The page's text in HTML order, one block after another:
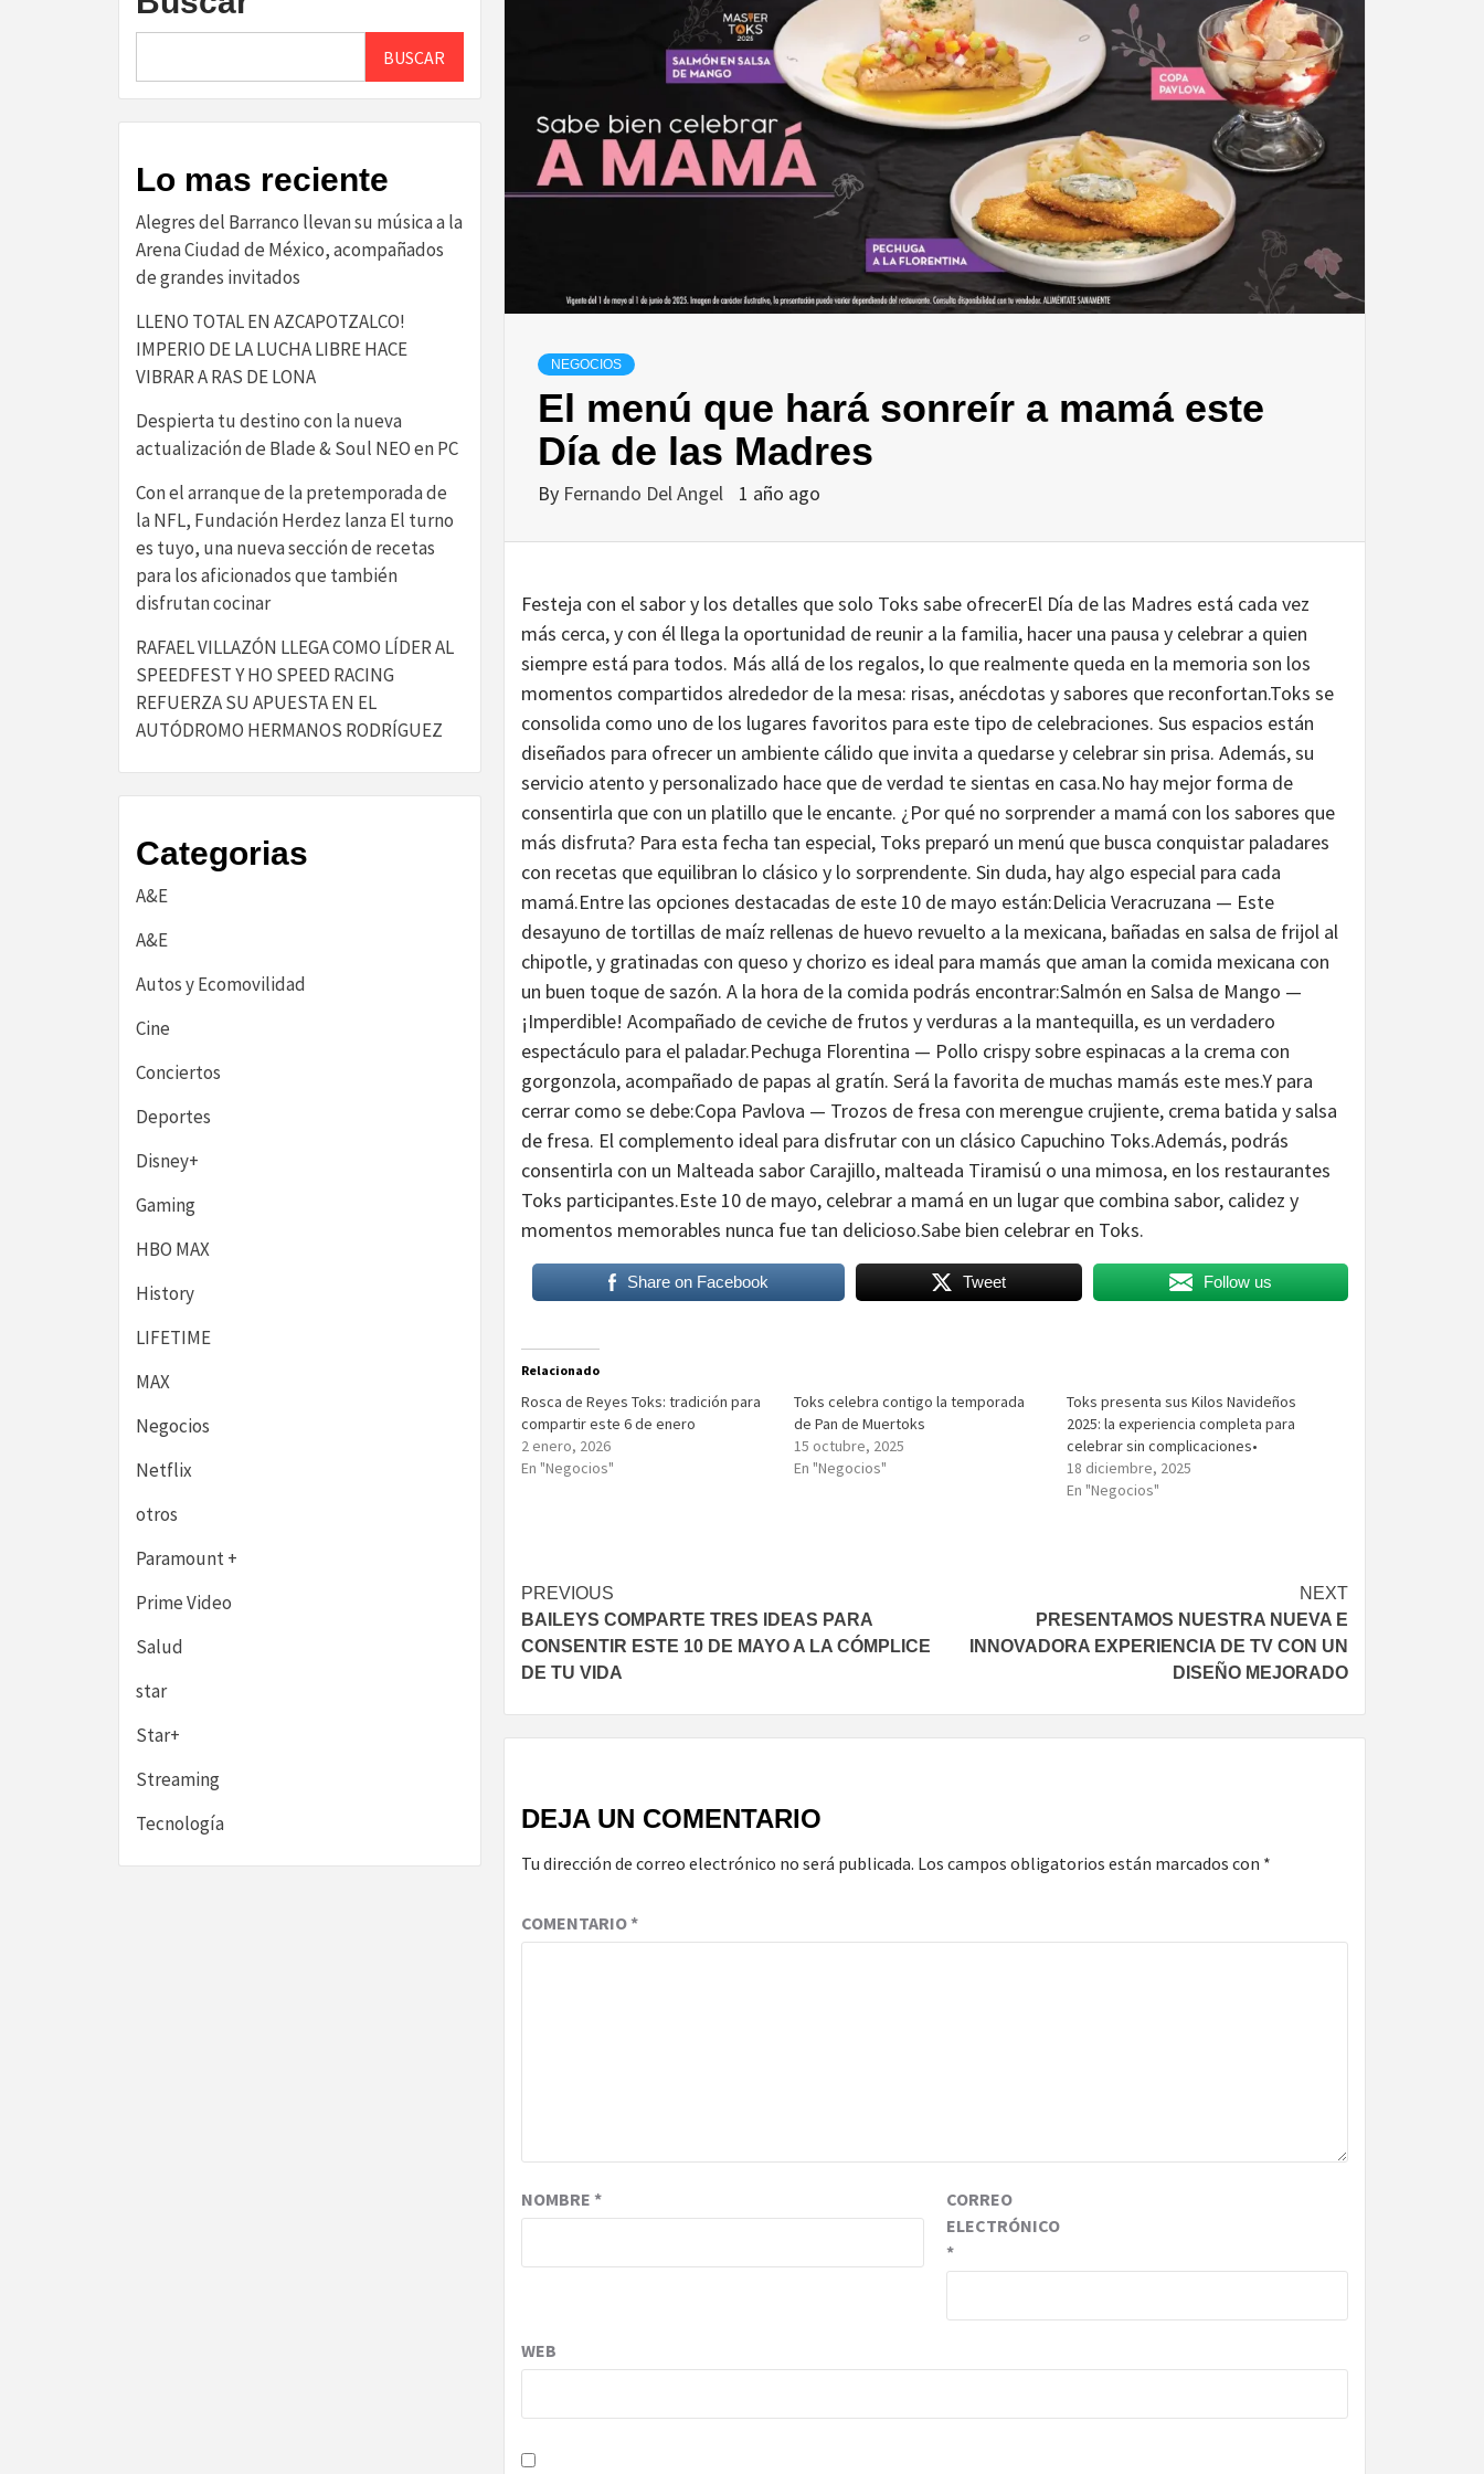
NEGOCIOS
El menú que hará sonreír a mamá este
Día de las Madres
By Fernando Del Angel 1 año ago
Festeja con el sabor y los detalles que solo Toks sabe ofrecerEl Día de las Madres está cada vez
más cerca, y con él llega la oportunidad de reunir a la familia, hacer una pausa y celebrar a quien
siempre está para todos. Más allá de los regalos, lo que realmente queda en la memoria son los
momentos compartidos alrededor de la mesa: risas, anécdotas y sabores que reconfortan.Toks se
consolida como uno de los lugares favoritos para este tipo de celebraciones. Sus espacios están
diseñados para ofrecer un ambiente cálido que invita a quedarse y celebrar sin prisa. Además, su
servicio atento y personalizado hace que de verdad te sientas en casa.No hay mejor forma de
consentirla que con un platillo que le encante. ¿Por qué no sorprender a mamá con los sabores que
más disfruta? Para esta fecha tan especial, Toks preparó un menú que busca conquistar paladares
con recetas que equilibran lo clásico y lo sorprendente. Sin duda, hay algo especial para cada
mamá.Entre las opciones destacadas de este 10 de mayo están:Delicia Veracruzana — Este
desayuno de tortillas de maíz rellenas de huevo revuelto a la mexicana, bañadas en salsa de frijol al
chipotle, y gratinadas con queso y chorizo es ideal para mamás que aman la comida mexicana con
un buen toque de sazón. A la hora de la comida podrás encontrar:Salmón en Salsa de Mango —
¡Imperdible! Acompañado de ceviche de frutos y verduras a la mantequilla, es un verdadero
espectáculo para el paladar.Pechuga Florentina — Pollo crispy sobre espinacas a la crema con
gorgonzola, acompañado de papas al gratín. Será la favorita de muchas mamás este mes.Y para
cerrar como se debe:Copa Pavlova — Trozos de fresa con merengue crujiente, crema batida y salsa
de fresa. El complemento ideal para disfrutar con un clásico Capuchino Toks.Además, podrás
consentirla con un Malteada sabor Carajillo, malteada Tiramisú o una mimosa, en los restaurantes
Toks participantes.Este 10 de mayo, celebrar a mamá en un lugar que combina sabor, calidez y
momentos memorables nunca fue tan delicioso.Sabe bien celebrar en Toks.
Share on Facebook Tweet Follow us
Relacionado
Rosca de Reyes Toks: tradición para
compartir este 6 de enero
2 enero, 2026
En "Negocios"
Toks celebra contigo la temporada
de Pan de Muertoks
15 octubre, 2025
En "Negocios"
Toks presenta sus Kilos Navideños
2025: la experiencia completa para
celebrar sin complicaciones•
18 diciembre, 2025
En "Negocios"
Post
navigation
PREVIOUS
BAILEYS COMPARTE TRES IDEAS PARA
CONSENTIR ESTE 10 DE MAYO A LA CÓMPLICE
DE TU VIDA
NEXT
PRESENTAMOS NUESTRA NUEVA E
INNOVADORA EXPERIENCIA DE TV CON UN
DISEÑO MEJORADO
DEJA UN COMENTARIO
Tu dirección de correo electrónico no será publicada. Los campos obligatorios están marcados con *
COMENTARIO*
NOMBRE *
CORREO
ELECTRÓNICO
*
WEB
BUSCAR
Lo mas reciente
Alegres del Barranco llevan su música a la
Arena Ciudad de México, acompañados
de grandes invitados
LLENO TOTAL EN AZCAPOTZALCO!
IMPERIO DE LA LUCHA LIBRE HACE
VIBRAR A RAS DE LONA
Despierta tu destino con la nueva
actualización de Blade & Soul NEO en PC
Con el arranque de la pretemporada de
la NFL, Fundación Herdez lanza El turno
es tuyo, una nueva sección de recetas
para los aficionados que también
disfrutan cocinar
RAFAEL VILLAZÓN LLEGA COMO LÍDER AL
SPEEDFEST Y HO SPEED RACING
REFUERZA SU APUESTA EN EL
AUTÓDROMO HERMANOS RODRÍGUEZ
Categorias
A&E
A&E
Autos y Ecomovilidad
Cine
Conciertos
Deportes
Disney+
Gaming
HBO MAX
History
LIFETIME
MAX
Negocios
Netflix
otros
Paramount +
Prime Video
Salud
star
Star+
Streaming
Tecnología